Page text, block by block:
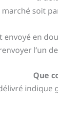
soit
envoyé en
l’un
Que